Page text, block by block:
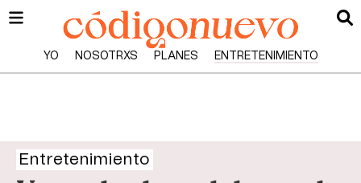
YO NOSOTRXS PLANES ENTRETENIMIENTO
Entretenimiento